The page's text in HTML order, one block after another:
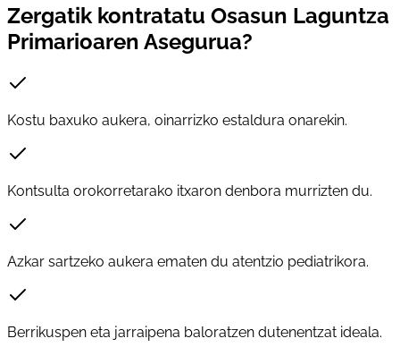
Zergatik kontratatu Osasun Laguntza
Primarioaren Asegurua?
Kostu baxuko aukera, oinarrizko estaldura onarekin.
Kontsulta orokorretarako itxaron denbora murrizten du.
Azkar sartzeko aukera ematen du atentzio pediatrikora.
Berrikuspen eta jarraipena baloratzen dutenentzat ideala.